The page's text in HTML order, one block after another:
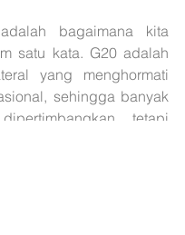
bagaimana kita
satu kata. G20 adalah
yang menghormati
sehingga banyak
tetapi